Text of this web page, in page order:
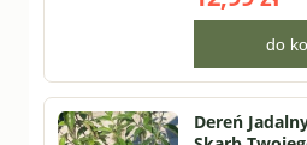
do
Dereń